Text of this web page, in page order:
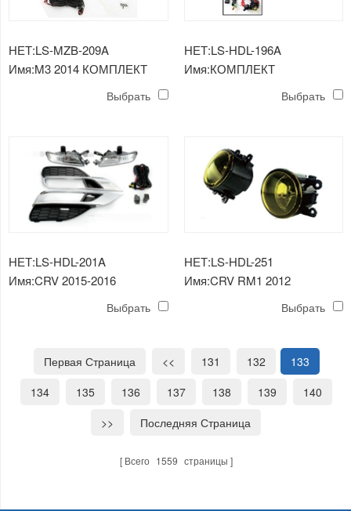
НЕТ:LS-MZB-209A
Имя:M3 2014 КОМПЛЕКТ
ПРОТИВОТУМАННЫХ ФАР
Выбрать
НЕТ:LS-HDL-196A
Имя:КОМПЛЕКТ
ПРОТИВОТУМАННЫХ ФАР
CIVIC 2013 СЕДАН
Выбрать
НЕТ:LS-HDL-201A
Имя:CRV 2015-2016
ПРОТИВОТУМАННЫХ ФАР
Выбрать
НЕТ:LS-HDL-251
Имя:CRV RM1 2012
Выбрать
Первая Страница << 131 132
133
134
135 136 137 138 139
140
>>
Последняя Страница
Всего 1559 страницы